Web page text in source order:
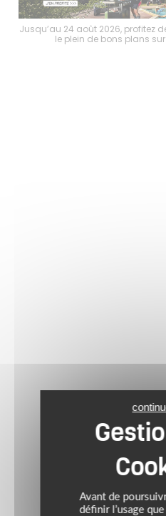
Jusqu’au 24 août 2026, profitez
le plein de bons plans
Avant de
définir l’usage